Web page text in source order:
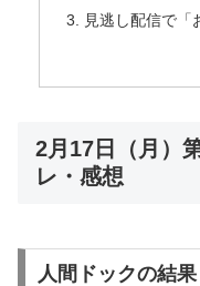
見逃し配信で「
2月17日（月）
レ・感想
人間ドックの結果